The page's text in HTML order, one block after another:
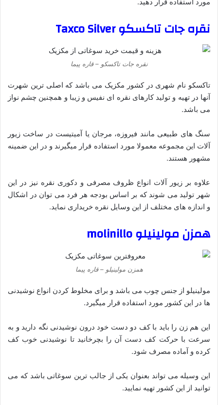
نقره جات تاکسکو Taxco Silver
نقره جات تاکسکو – قاره پیما
تاکسکو نام شهری در کشور مکزیک می باشد که اصلی ترین شهرت
آنها در تهیه و تولید کارهای نقره ای نفیس و زیبا و همچنین چشم نواز
می باشد.
سنگ‌ های طبیعی مانند فیروزه، مرجان یا آمیتیست در ساخت زیور
آلات این مجموعه معمولا مورد استفاده قرار میگیرند و در این ضمینه
مشهور هستند.
علاوه بر زیور آلات انواع ظروف مصرفی و دکوری نقره نیز در این
شهر تولید می شوند که بر اساس بودجه هر فرد می توان در اشکال
و اندازه های مختلف از این وسایل نقره خریداری نماید.
همزن مولینیلو molinillo
همزن مولینیلو – قاره پیما
مولینیلو از جنس چوب می باشد و برای مخلوط کردن انواع نوشیدنی
ها در این کشور مورد استفاده قرار میگیرد.
این هم زن را باید با کف دو دست خود درون نوشیدنی نگه دارید و به
سرعت با حرکت کف دست آن را بچرخانید تا نوشیدنی خوب کف
کرده و آماده مصرف شود.
این وسیله می تواند بعنوان یکی از جالب ترین سوغاتی باشد که می
توانید از این کشور تهیه نمایید.